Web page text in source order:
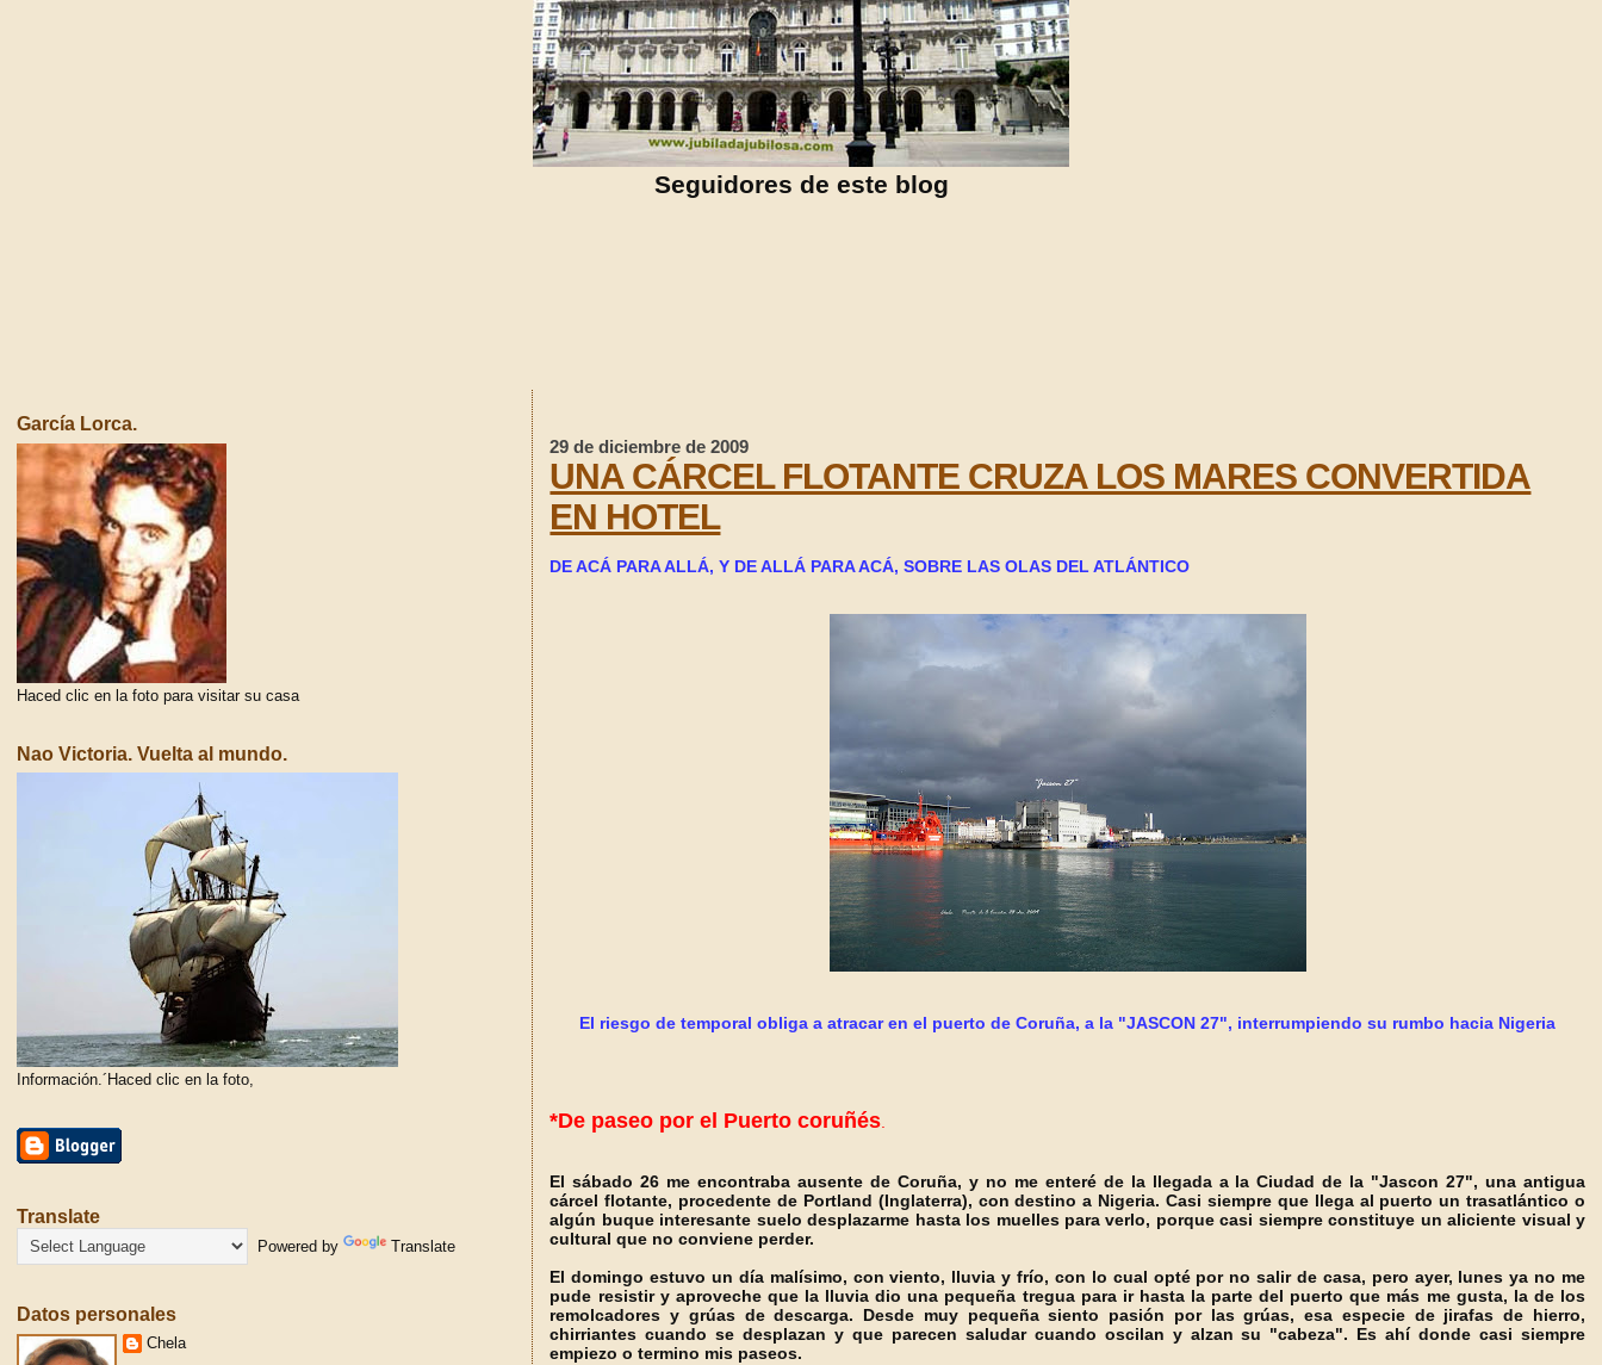
Seguidores de este blog
29 de diciembre de 2009
UNA CÁRCEL FLOTANTE CRUZA LOS MARES CONVERTIDA
EN HOTEL
DE ACÁ PARA ALLÁ, Y DE ALLÁ PARA ACÁ, SOBRE LAS OLAS DEL ATLÁNTICO
El riesgo de temporal obliga a atracar en el puerto de Coruña, a la "JASCON 27", interrumpiendo su rumbo hacia Nigeria
*De paseo por el Puerto coruñés
El sábado 26 me encontraba ausente de Coruña, y no me enteré de la llegada a la Ciudad de la "Jascon 27", una antigua
cárcel flotante, procedente de Portland (Inglaterra), con destino a Nigeria. Casi siempre que llega al puerto un trasatlántico o
algún buque interesante suelo desplazarme hasta los muelles para verlo, porque casi siempre constituye un aliciente visual y
cultural que noconviene perder.
El domingo estuvo un día malísimo, con viento, lluvia y frío, con lo cual opté por no salir de casa, pero ayer, lunes ya no me
pude resistir y aproveche que la lluvia dio una pequeña tregua para ir hasta la parte del puerto que más me gusta, la de los
remolcadores y grúas de descarga. Desde muy pequeña siento pasión por las grúas, esa especie de jirafas de hierro,
chirriantes cuando se desplazan y que parecen saludar cuando oscilan y alzan su "cabeza". Es ahí donde casi siempre
empiezo o termino mis paseos.
García Lorca.
Haced clic en la foto para visitar su casa
Nao Victoria. Vuelta al mundo.
Información.´Haced clic en la foto,
Translate
Powered by Translate
Datos personales
Chela